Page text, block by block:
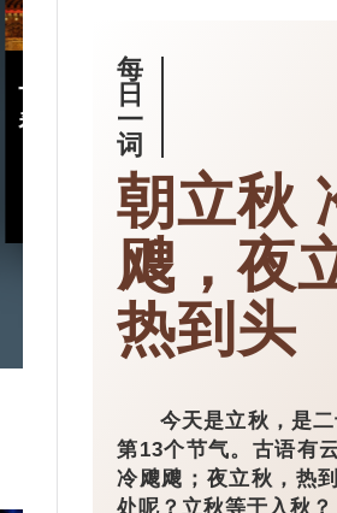
十五五规划｜五年规划 藏
着什么中国“治”慧？
2026-03-18
每
日
一
词
朝立秋
飕，夜
热到头
今天是立秋，是二
第13个节气。古语有
冷飕飕；夜立秋，热
处呢？立秋等于入秋？